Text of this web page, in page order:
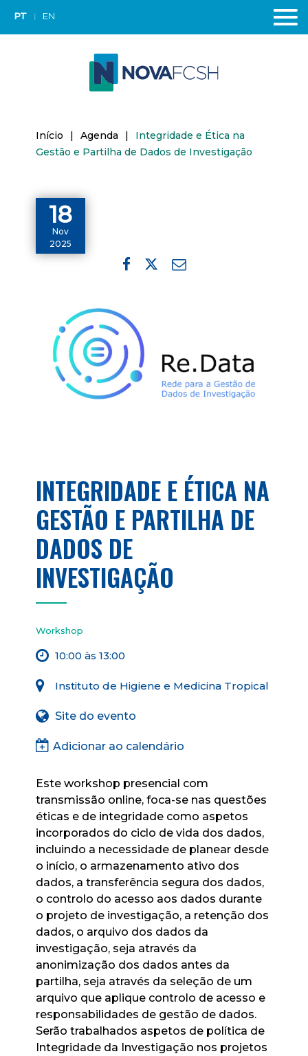
PT EN
Início | Agenda |
Integridade e Ética na
Gestão e Partilha de Dados de Investigação
18
Nov
2025
INTEGRIDADE E ÉTICA NA
GESTÃO E PARTILHA DE
DADOS DE
INVESTIGAÇÃO
Workshop
10:00 às 13:00
Instituto de Higiene e Medicina Tropical
Site do evento
Adicionar ao calendário
Este workshop presencial com
transmissão online, foca-se nas questões
éticas e de integridade como aspetos
incorporados do ciclo de vida dos dados,
incluindo a necessidade de planear desde
o início, o armazenamento ativo dos
dados, a transferência segura dos dados,
o controlo do acesso aos dados durante
o projeto de investigação, a retenção dos
dados, o arquivo dos dados da
investigação, seja através da
anonimização dos dados antes da
partilha, seja através da seleção de um
arquivo que aplique controlo de acesso e
responsabilidades de gestão de dados.
Serão trabalhados aspetos de política de
Integridade da Investigação nos projetos